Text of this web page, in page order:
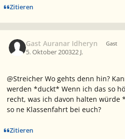
Zitieren
Gast Auranar Idheryn Gast
5. Oktober 200322 J.
@Streicher Wo gehts denn hin?
werden *duckt* Wenn ich das so
recht, was ich davon halten würde
so ne Klassenfahrt bei euch?
Zitieren